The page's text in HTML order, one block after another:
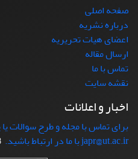
صفحه اصلی
درباره نشریه
اعضای هیات تحریریه
ارسال مقاله
تماس با ما
نقشه سایت
اخبار و اعلانات
برای تماس با مجله و طرح سوالات یا
japr@ut.ac.ir با ما در ارتباط باشید.